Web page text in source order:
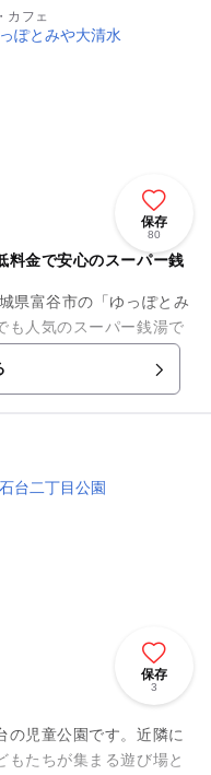
カフェ
保存
80
料金で安心のスーパー銭
県富谷市の「ゆっぽとみ
も人気のスーパー銭湯で
露天(コラーゲン)風呂や
保存
3
の児童公園です。近隣に
もたちが集まる遊び場と